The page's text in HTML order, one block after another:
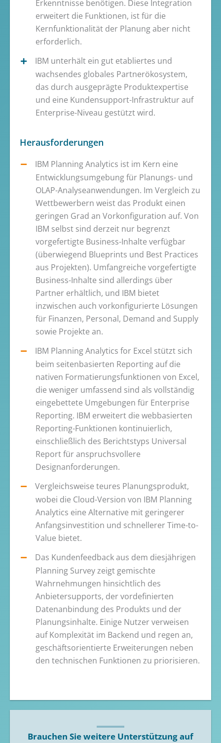
Erkenntnisse benötigen. Diese Integration
erweitert die Funktionen, ist für die
Kernfunktionalität der Planung aber nicht
erforderlich.
IBM unterhält ein gut etabliertes und
wachsendes globales Partnerökosystem,
das durch ausgeprägte Produktexpertise
und eine Kundensupport-Infrastruktur auf
Enterprise-Niveau gestützt wird.
Herausforderungen
IBM Planning Analytics ist im Kern eine
Entwicklungsumgebung für Planungs- und
OLAP-Analyseanwendungen. Im Vergleich zu
Wettbewerbern weist das Produkt einen
geringen Grad an Vorkonfiguration auf. Von
IBM selbst sind derzeit nur begrenzt
vorgefertigte Business-Inhalte verfügbar
(überwiegend Blueprints und Best Practices
aus Projekten). Umfangreiche vorgefertigte
Business-Inhalte sind allerdings über
Partner erhältlich, und IBM bietet
inzwischen auch vorkonfigurierte Lösungen
für Finanzen, Personal, Demand and Supply
sowie Projekte an.
IBM Planning Analytics for Excel stützt sich
beim seitenbasierten Reporting auf die
nativen Formatierungsfunktionen von Excel,
die weniger umfassend sind als vollständig
eingebettete Umgebungen für Enterprise
Reporting. IBM erweitert die webbasierten
Reporting-Funktionen kontinuierlich,
einschließlich des Berichtstyps Universal
Report für anspruchsvollere
Designanforderungen.
Vergleichsweise teures Planungsprodukt,
wobei die Cloud-Version von IBM Planning
Analytics eine Alternative mit geringerer
Anfangsinvestition und schnellerer Time-to-
Value bietet.
Das Kundenfeedback aus dem diesjährigen
Planning Survey zeigt gemischte
Wahrnehmungen hinsichtlich des
Anbietersupports, der vordefinierten
Datenanbindung des Produkts und der
Planungsinhalte. Einige Nutzer verweisen
auf Komplexität im Backend und regen an,
geschäftsorientierte Erweiterungen neben
den technischen Funktionen zu priorisieren.
Brauchen Sie weitere Unterstützung auf